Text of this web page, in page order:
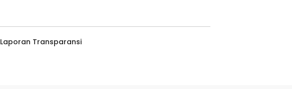
Laporan Transparansi